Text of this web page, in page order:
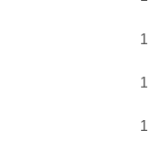
1
1
1